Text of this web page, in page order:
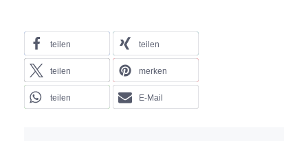
teilen teilen
teilen merken
teilen E-Mail